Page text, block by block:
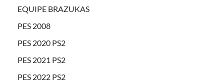
EQUIPE BRAZUKAS
PES 2008
PES 2020 PS2
PES 2021 PS2
PES 2022 PS2